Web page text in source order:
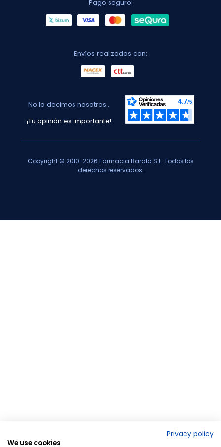
Pago seguro:
Envíos realizados con:
No lo decimos nosotros...
¡Tu opinión es importante!
Copyright © 2010-2026 Farmacia Barata S.L. Todos los
derechos reservados.
Privacy policy
We use cookies